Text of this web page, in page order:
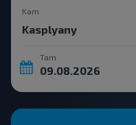
Kam
Tam